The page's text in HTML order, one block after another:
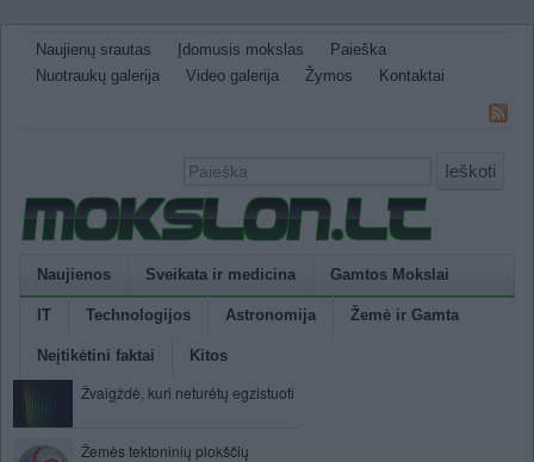
Naujienų srautas Įdomusis mokslas
Paieška
Nuotraukų galerija
Video galerija Žymos Kontaktai
Ieškoti
Naujienos Sveikata ir medicina Gamtos Mokslai
IT Technologijos Astronomija Žemė ir Gamta
Neįtikėtini faktai Kitos
Žvaigždė, kuri neturėtų egzistuoti
Žemės tektoninių plokščių